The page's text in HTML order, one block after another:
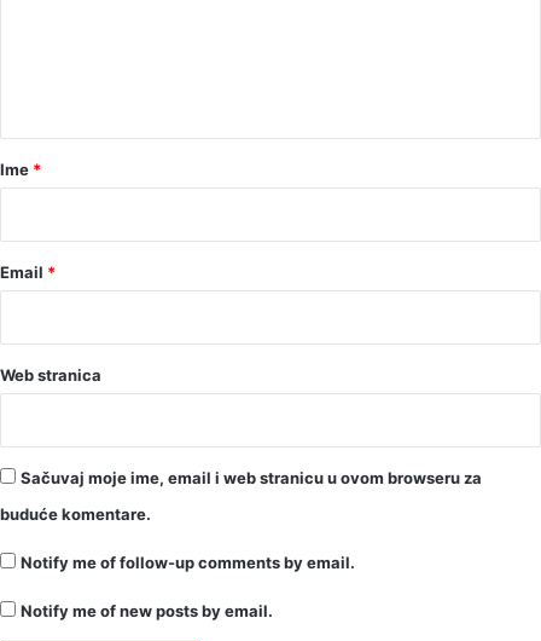
rIme *
Email *
Web stranica
Sačuvaj moje ime, email i web stranicu u ovom browseru za
buduće komentare.
Notify me of follow-up comments by email.
Notify me of new posts by email.